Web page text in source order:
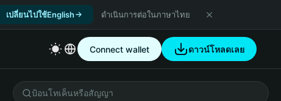
เปลี่ยนไปใช้English ดำเนินการต่อในภาษาไทย
Connect wallet ดาวน์โหลดเลย